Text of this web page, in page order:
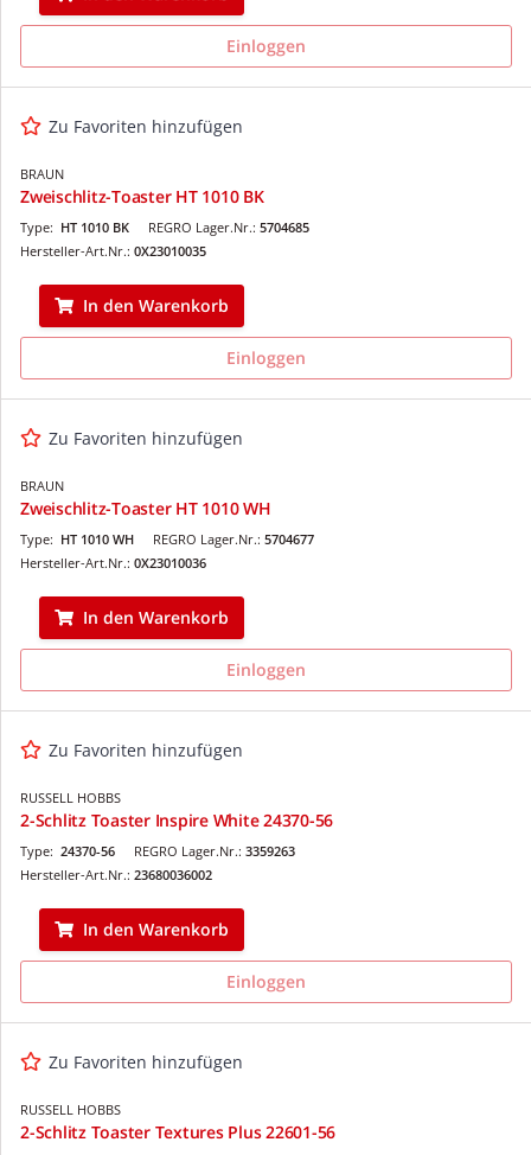
Einloggen
Zu Favoriten hinzufügen
BRAUN
Zweischlitz-Toaster HT 1010 BK
REGRO Lager.Nr.: 5704685
Type: HT 1010 BK
Hersteller-Art.Nr.: 0X23010035
In den Warenkorb
Einloggen
Zu Favoriten hinzufügen
BRAUN
Zweischlitz-Toaster HT 1010 WH
REGRO Lager.Nr.: 5704677
Type: HT 1010 WH
Hersteller-Art.Nr.: 0X23010036
In den Warenkorb
Einloggen
Zu Favoriten hinzufügen
RUSSELL HOBBS
2-Schlitz Toaster Inspire White 24370-56
REGRO Lager.Nr.: 3359263
Type: 24370-56
Hersteller-Art.Nr.: 23680036002
In den Warenkorb
Einloggen
Zu Favoriten hinzufügen
RUSSELL HOBBS
2-Schlitz Toaster Textures Plus 22601-56